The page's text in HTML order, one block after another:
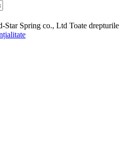
Spring co., Ltd Toate drepturile